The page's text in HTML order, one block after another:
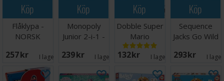
Köp
Flåklypa -
NORSK
257 SEK I lager: 7
Köp
Monopoly
Junior 2-i-1 -
239 SEK I lager:
Köp
Dobble Super
Mario
Brädspel
132 SEK I lager: 6
Köp
Sequence
Jacks Go Wild
293 SEK I